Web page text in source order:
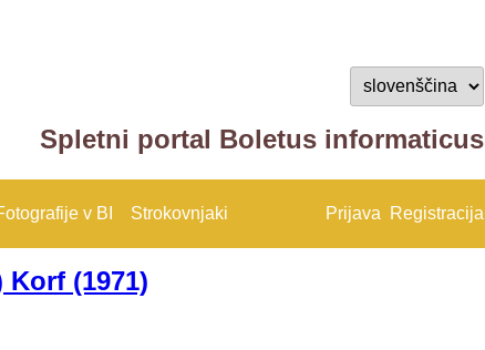
Spletni portal Boletus informaticus
v BI Strokovnjaki Prijava Registracija
Korf (1971)